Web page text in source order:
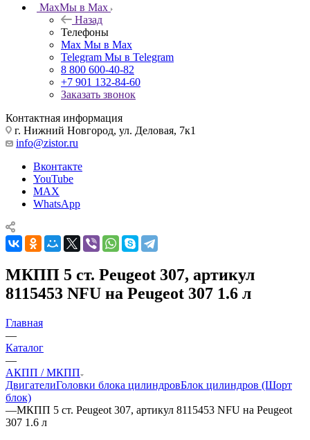
MaxМы в Max
Назад
Телефоны
Max Мы в Max
Telegram Мы в Telegram
8 800 600-40-82
+7 901 132-84-60
Заказать звонок
Контактная информация
г. Нижний Новгород, ул. Деловая, 7к1
info@zistor.ru
Вконтакте
YouTube
MAX
WhatsApp
МКПП 5 ст. Peugeot 307, артикул
8115453 NFU на Peugeot 307 1.6 л
Главная
—
Каталог
—
АКПП / МКПП
ДвигателиГоловки блока цилиндровБлок цилиндров (Шорт
блок)
—МКПП 5 ст. Peugeot 307, артикул 8115453 NFU на Peugeot
307 1.6 л